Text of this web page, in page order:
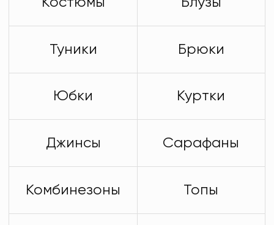
Туники Брюки
Юбки Куртки
Джинсы Сарафаны
Комбинезоны Топы